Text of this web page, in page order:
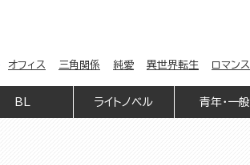
オフィス 三角関係 純愛 異世界転生 ロマンス
BL ライトノベル 青年・一般